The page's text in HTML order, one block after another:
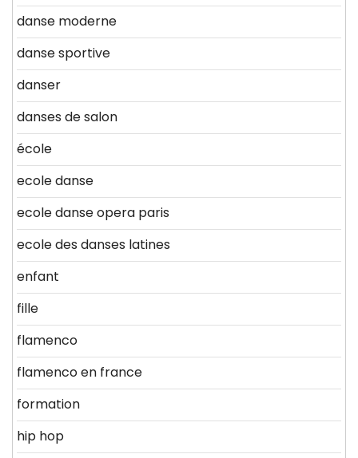
danse moderne
danse sportive
danser
danses de salon
école
ecole danse
ecole danse opera paris
ecole des danses latines
enfant
fille
flamenco
flamenco en france
formation
hip hop